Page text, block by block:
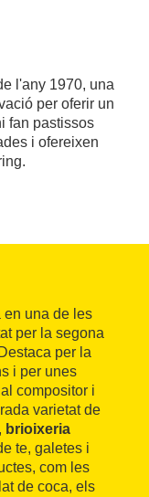
l'any 1970, una
per oferir un
fan pastissos
i ofereixen
en una de les
per la segona
per la
i per unes
compositor i
varietat de
brioixeria
te, galetes i
com les
de coca, els